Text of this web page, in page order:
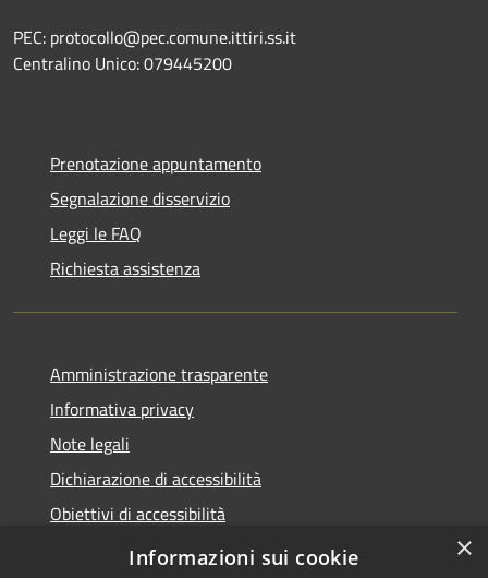
PEC: protocollo@pec.comune.ittiri.ss.it
Centralino Unico: 079445200
Prenotazione appuntamento
Segnalazione disservizio
Leggi le FAQ
Richiesta assistenza
Amministrazione trasparente
Informativa privacy
Note legali
Dichiarazione di accessibilità
Obiettivi di accessibilità
Storico Deliberazioni
×
Informazioni sui cookie